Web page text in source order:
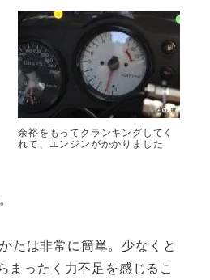
余裕をもってクランキングしてく
れて、エンジンがかかりました
たは非常に簡単。少なくと
まったく力不足を感じるこ